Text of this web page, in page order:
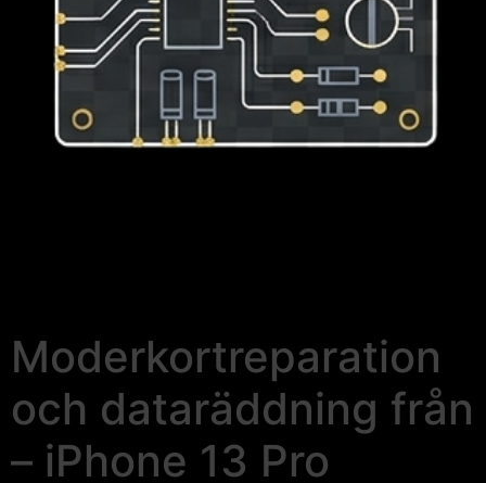
Moderkortreparation
och dataräddning från
– iPhone 13 Pro